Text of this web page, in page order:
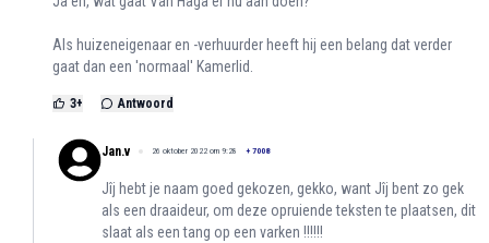
Als huizeneigenaar en -verhuurder heeft hij een belang dat verder
gaat dan een 'normaal' Kamerlid.
3+ Antwoord
Jan.v 26 oktober 2022 om 9:28 + 7008
Jîj hebt je naam goed gekozen, gekko, want Jîj bent zo gek
als een draaideur, om deze opruiende teksten te plaatsen, dit
slaat als een tang op een varken !!!!!!